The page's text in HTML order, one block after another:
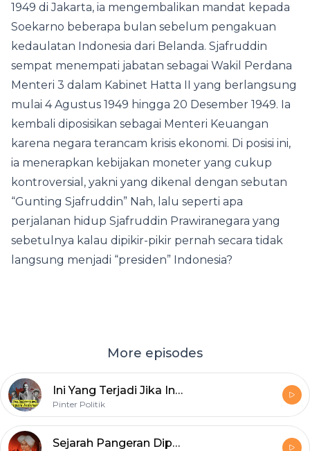
1949 di Jakarta, ia mengembalikan mandat kepada
Soekarno beberapa bulan sebelum pengakuan
kedaulatan Indonesia dari Belanda. Sjafruddin
sempat menempati jabatan sebagai Wakil Perdana
Menteri 3 dalam Kabinet Hatta II yang berlangsung
mulai 4 Agustus 1949 hingga 20 Desember 1949. Ia
kembali diposisikan sebagai Menteri Keuangan
karena negara terancam krisis ekonomi. Di posisi ini,
ia menerapkan kebijakan moneter yang cukup
kontroversial, yakni yang dikenal dengan sebutan
“Gunting Sjafruddin” Nah, lalu seperti apa
perjalanan hidup Sjafruddin Prawiranegara yang
sebetulnya kalau dipikir-pikir pernah secara tidak
langsung menjadi “presiden” Indonesia?
More episodes
Ini Yang Terjadi Jika Indonesia Jadi Negara Federasi
Pinter Politik
Sejarah Pangeran Diponegoro: Pangeran Jawa Progenitor Nasionalisme Indonesia